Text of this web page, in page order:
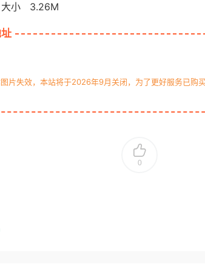
小 3.26M
片失效，本站将于2026年9月关闭，为了更好服务已购
0